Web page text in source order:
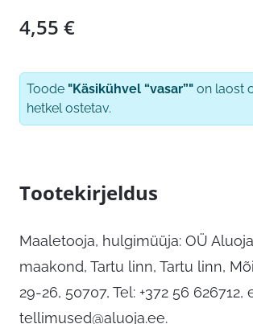
4,55 €
Toode "Käsikühvel “vasar”" on laost
hetkel ostetav.
Tootekirjeldus
Maaletooja, hulgimüüja: OÜ
maakond, Tartu linn, Tartu linn,
29-26, 50707, Tel: +372 56 626712,
tellimused@aluoja.ee.